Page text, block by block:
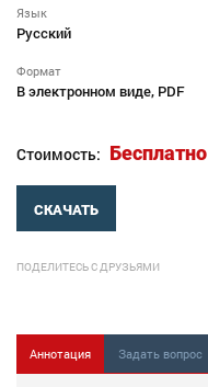
Язык
Русский
Формат
В электронном виде, PDF
Стоимость: Бесплатно
СКАЧАТЬ
ПОДЕЛИТЕСЬ С ДРУЗЬЯМИ
Аннотация Задать вопрос